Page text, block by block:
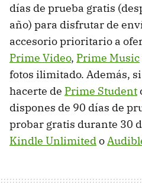
días de prueba gratis
año) para disfrutar de
accesorio prioritario a
Prime Video, Prime Music
fotos ilimitado. Además,
hacerte de Prime Student
dispones de 90 días de
probar gratis durante 30
Kindle Unlimitedo